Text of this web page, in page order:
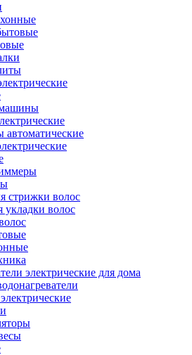
стрижки волос
волос
электрические для дома